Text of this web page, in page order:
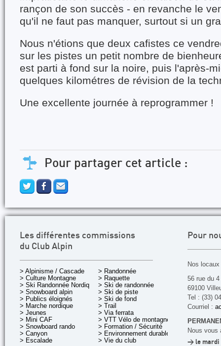
rançon de son succès - en revanche le
qu'il ne faut pas manquer, surtout si un
Nous n'étions que deux cafistes ce
sur les pistes un petit nombre de
est parti à fond sur la noire, puis l'après-
quelques kilométres de révision de la
Une excellente journée à reprogrammer !
Pour partager cet article :
Les différentes commissions
du Club Alpin
> Alpinisme / Cascade
> Culture Montagne
> Ski Randonnée Nordique
> Snowboard alpin
> Publics éloignés
> Marche nordique
> Jeunes
> Mini CAF
> Snowboard rando
> Canyon
> Escalade
> Randonnée
> Raquette
> Ski de randonnée
> Ski de piste
> Ski de fond
> Trail
> Via ferrata
> VTT Vélo de montagne
> Formation / Sécurité
> Environnement durable
> Vie du club
Pour
Nos
56 rue du
69100
Tel : (33)
Courriel :
Nous vous
> le mardi